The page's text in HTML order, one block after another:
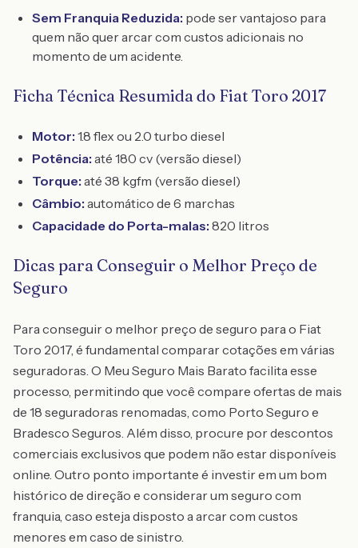
Sem Franquia Reduzida: pode ser vantajoso para
quem não quer arcar com custos adicionais no
momento de um acidente.
Ficha Técnica Resumida do Fiat Toro 2017
Motor: 1.8 flex ou 2.0 turbo diesel
Potência: até 180 cv (versão diesel)
Torque: até 38 kgfm (versão diesel)
Câmbio: automático de 6 marchas
Capacidade do Porta-malas: 820 litros
Dicas para Conseguir o Melhor Preço de
Seguro
Para conseguir o melhor preço de seguro para o Fiat
Toro 2017, é fundamental comparar cotações em várias
seguradoras. O Meu Seguro Mais Barato facilita esse
processo, permitindo que você compare ofertas de mais
de 18 seguradoras renomadas, como Porto Seguro e
Bradesco Seguros. Além disso, procure por descontos
comerciais exclusivos que podem não estar disponíveis
online. Outro ponto importante é investir em um bom
histórico de direção e considerar um seguro com
franquia, caso esteja disposto a arcar com custos
menores em caso de sinistro.